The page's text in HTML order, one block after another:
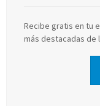
Recibe gratis en tu
más destacadas de